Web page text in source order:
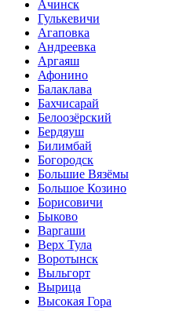
Ачинск
Гулькевичи
Агаповка
Андреевка
Аргаяш
Афонино
Балаклава
Бахчисарай
Белоозёрский
Бердяуш
Билимбай
Богородск
Большие Вязёмы
Большое Козино
Борисовичи
Быково
Варгаши
Верх Тула
Воротынск
Выльгорт
Вырица
Высокая Гора